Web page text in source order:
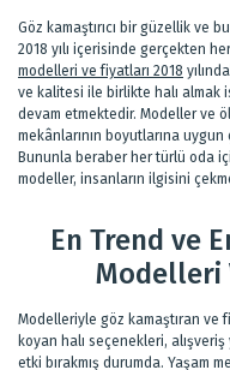
Göz kamaştırıcı bir güzellik ve
2018 yılı içerisinde gerçekten
modelleri ve fiyatları 2018
ve kalitesi ile birlikte halı almak
devam etmektedir. Modeller ve
mekânlarının boyutlarına
Bununla beraber her türlü oda
modeller, insanların ilgisini
En Trend ve
Modelleri
Modelleriyle göz kamaştıran ve
koyan halı seçenekleri,
etki bırakmış durumda. Yaşam